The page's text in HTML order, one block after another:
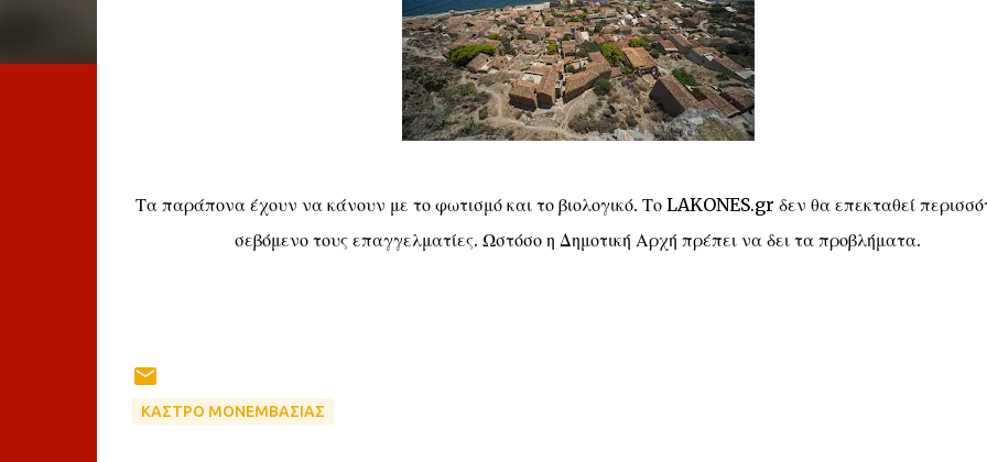
Τα παράπονα έχουν να κάνουν με το φωτισμό και το βιολογικό. Το LAKONES.gr δεν θα επεκταθεί
σεβόμενο τους επαγγελματίες. Ωστόσο η Δημοτική Αρχή πρέπει να δει τα προβλήματα.
ΚΑΣΤΡΟ ΜΟΝΕΜΒΑΣΙΑΣ